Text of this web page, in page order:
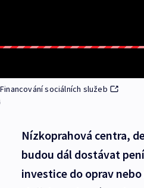
sociálních služeb
Nízkoprahová centra,
budou dál dostávat
investice do oprav